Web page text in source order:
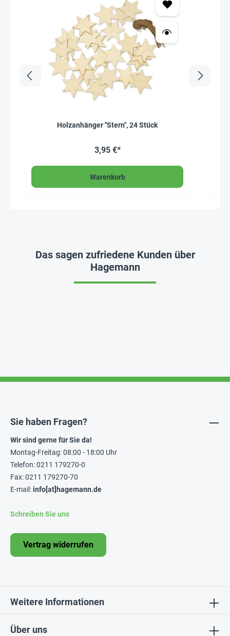
Holzanhänger "Stern", 24 Stück
3,95 €*
Warenkorb
Das sagen zufriedene Kunden über
Hagemann
Über uns
Sie haben Fragen?
Wir sind gerne für Sie da!
Montag-Freitag: 08:00 - 18:00 Uhr
Telefon: 0211 179270-0
Fax: 0211 179270-70
E-mail:info[at]hagemann.de
Schreiben Sie uns
Vertrag widerrufen
Weitere Informationen